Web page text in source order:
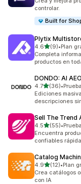
controlar.
Built for
Plytix
4.6de 5 estrellas
(9)
9 reseñas en
•Plan
Completa
productos en
DONDO: AI
4.7de 5 estrellas
(36)
36 reseñas en
•
Ediciones
descripciones
Sell The Trend
4.5de 5 estrellas
(55)
55 reseñas en
•
Encuentra
confiables
Catalog
4.9de 5 estrellas
(12)
12 reseñas en
•Plan
Crea catálogos
con IA